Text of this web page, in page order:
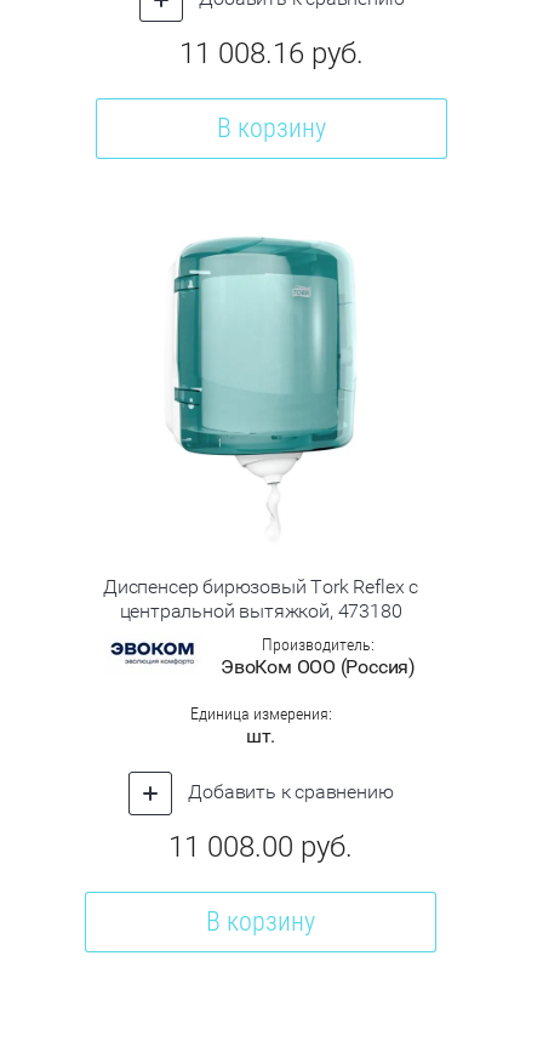
11 008.16 руб.
В корзину
Диспенсер бирюзовый Tork Reflex с
центральной вытяжкой, 473180
Производитель:
ЭвоКом ООО (Россия)
Единица измерения:
шт.
Добавить к сравнению
11 008.00 руб.
В корзину